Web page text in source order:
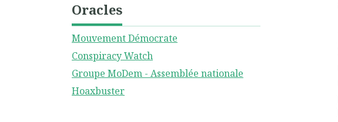
Oracles
Mouvement Démocrate
Conspiracy Watch
Groupe MoDem - Assemblée nationale
Hoaxbuster